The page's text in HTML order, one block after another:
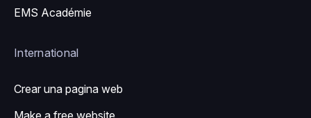
EMS Académie
International
Crear una pagina web
Make a free website